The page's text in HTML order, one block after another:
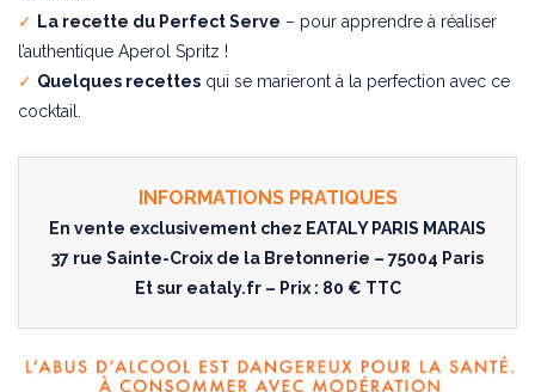
✓ La recette du Perfect Serve – pour apprendre à réaliser
l’authentique Aperol Spritz !
✓ Quelques recettes qui se marieront à la perfection avec ce
cocktail.
INFORMATIONS PRATIQUES
En vente exclusivement chez EATALY PARIS MARAIS
37 rue Sainte-Croix de la Bretonnerie – 75004 Paris
Et sur eataly.fr– Prix : 80 € TTC